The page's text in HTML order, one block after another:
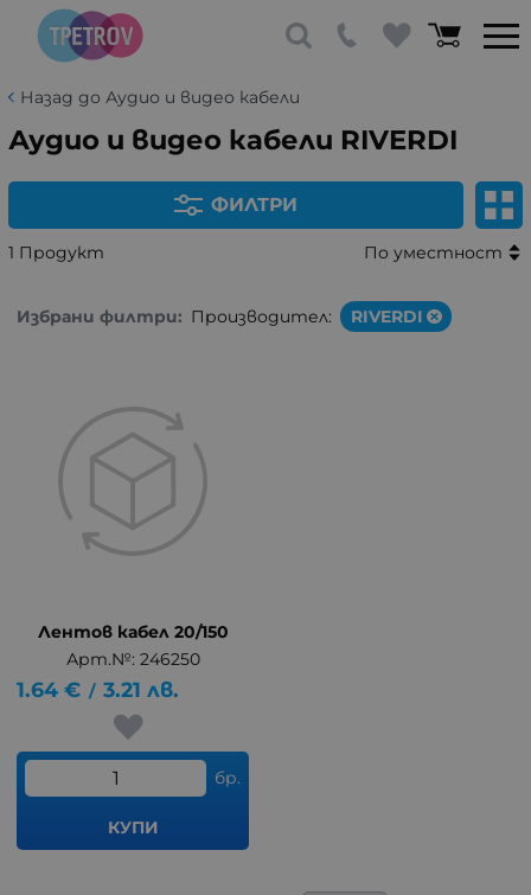
Назад до Аудио и видео кабели
Аудио и видео кабели RIVERDI
ФИЛТРИ
1 Продукт По уместност
Избрани филтри: Производител: RIVERDI
Лентов кабел 20/150
Арт.№: 246250
1.64 € / 3.21 лв.
бр.
КУПИ